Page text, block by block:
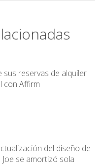
sus reservas de alquiler
con Affirm
del diseño de
Joe se amortizó sola